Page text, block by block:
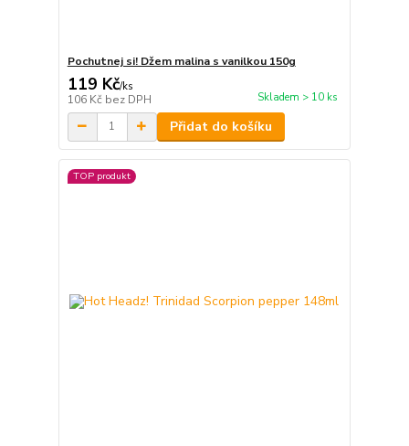
Pochutnej si! Džem malina s vanilkou 150g
119 Kč/ks
106 Kč bez DPH Skladem > 10 ks
Přidat do košíku
TOP produkt